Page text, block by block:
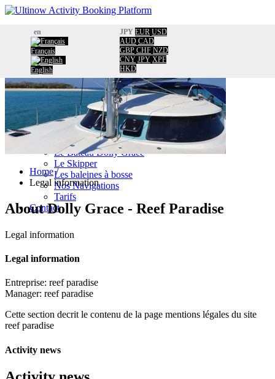
en
Français
English
JPY EUR USD
AUD CAD
GBP CHF NZD
CNY JPY XPF
HKD
Home
Booking
Calendar
Information
Usefull information
Travel New Caldonia
Facebook
TripAdvisor comments
Blog
Une Démarche éco responsable
Le Bateau Dolly Grace
Le Skipper
Les baleines à bosse
Nos Navigations
Tarifs
Contact
Home/
Legal information
AboutDolly Grace - Reef Paradise
Legal information
Legal information
Entreprise: reef paradise
Manager: reef paradise
Cette section decrit le contenu de la page mentions légales du site
reef paradise
Activity news